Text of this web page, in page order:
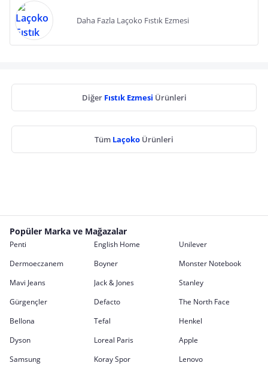
Daha Fazla Laçoko Fıstık Ezmesi
Diğer Fıstık Ezmesi Ürünleri
Tüm Laçoko Ürünleri
Popüler Marka ve Mağazalar
Penti English Home
Unilever
Dermoeczanem
Boyner
Monster Notebook
Mavi Jeans
Jack & Jones
Stanley
Gürgençler
Defacto
The North Face
Bellona
Tefal
Henkel
Dyson
Loreal Paris
Apple
Samsung
Koray Spor Lenovo